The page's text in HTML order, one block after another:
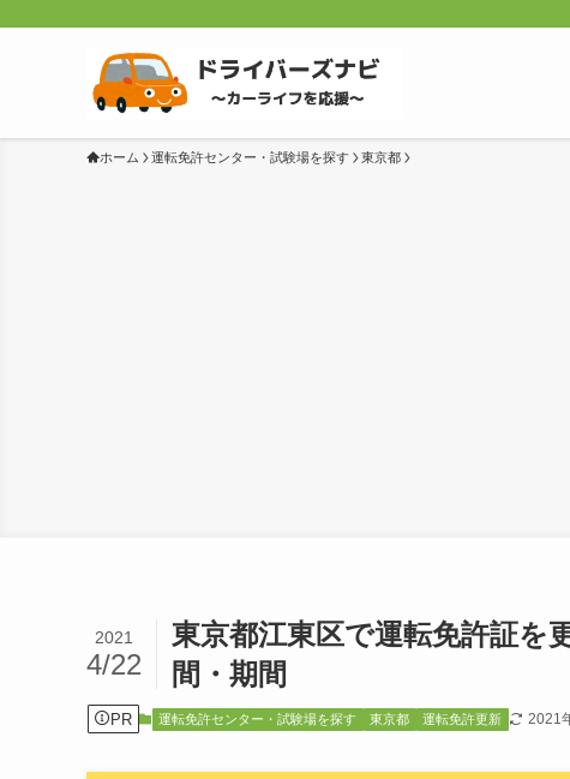
ホーム 運転免許センター・試験場を探す 東京都
東京都江東区で運転免許証を
間・期間
2021
4/22
PR 運転免許センター・試験場を探す 東京都 運転免許更新 2021